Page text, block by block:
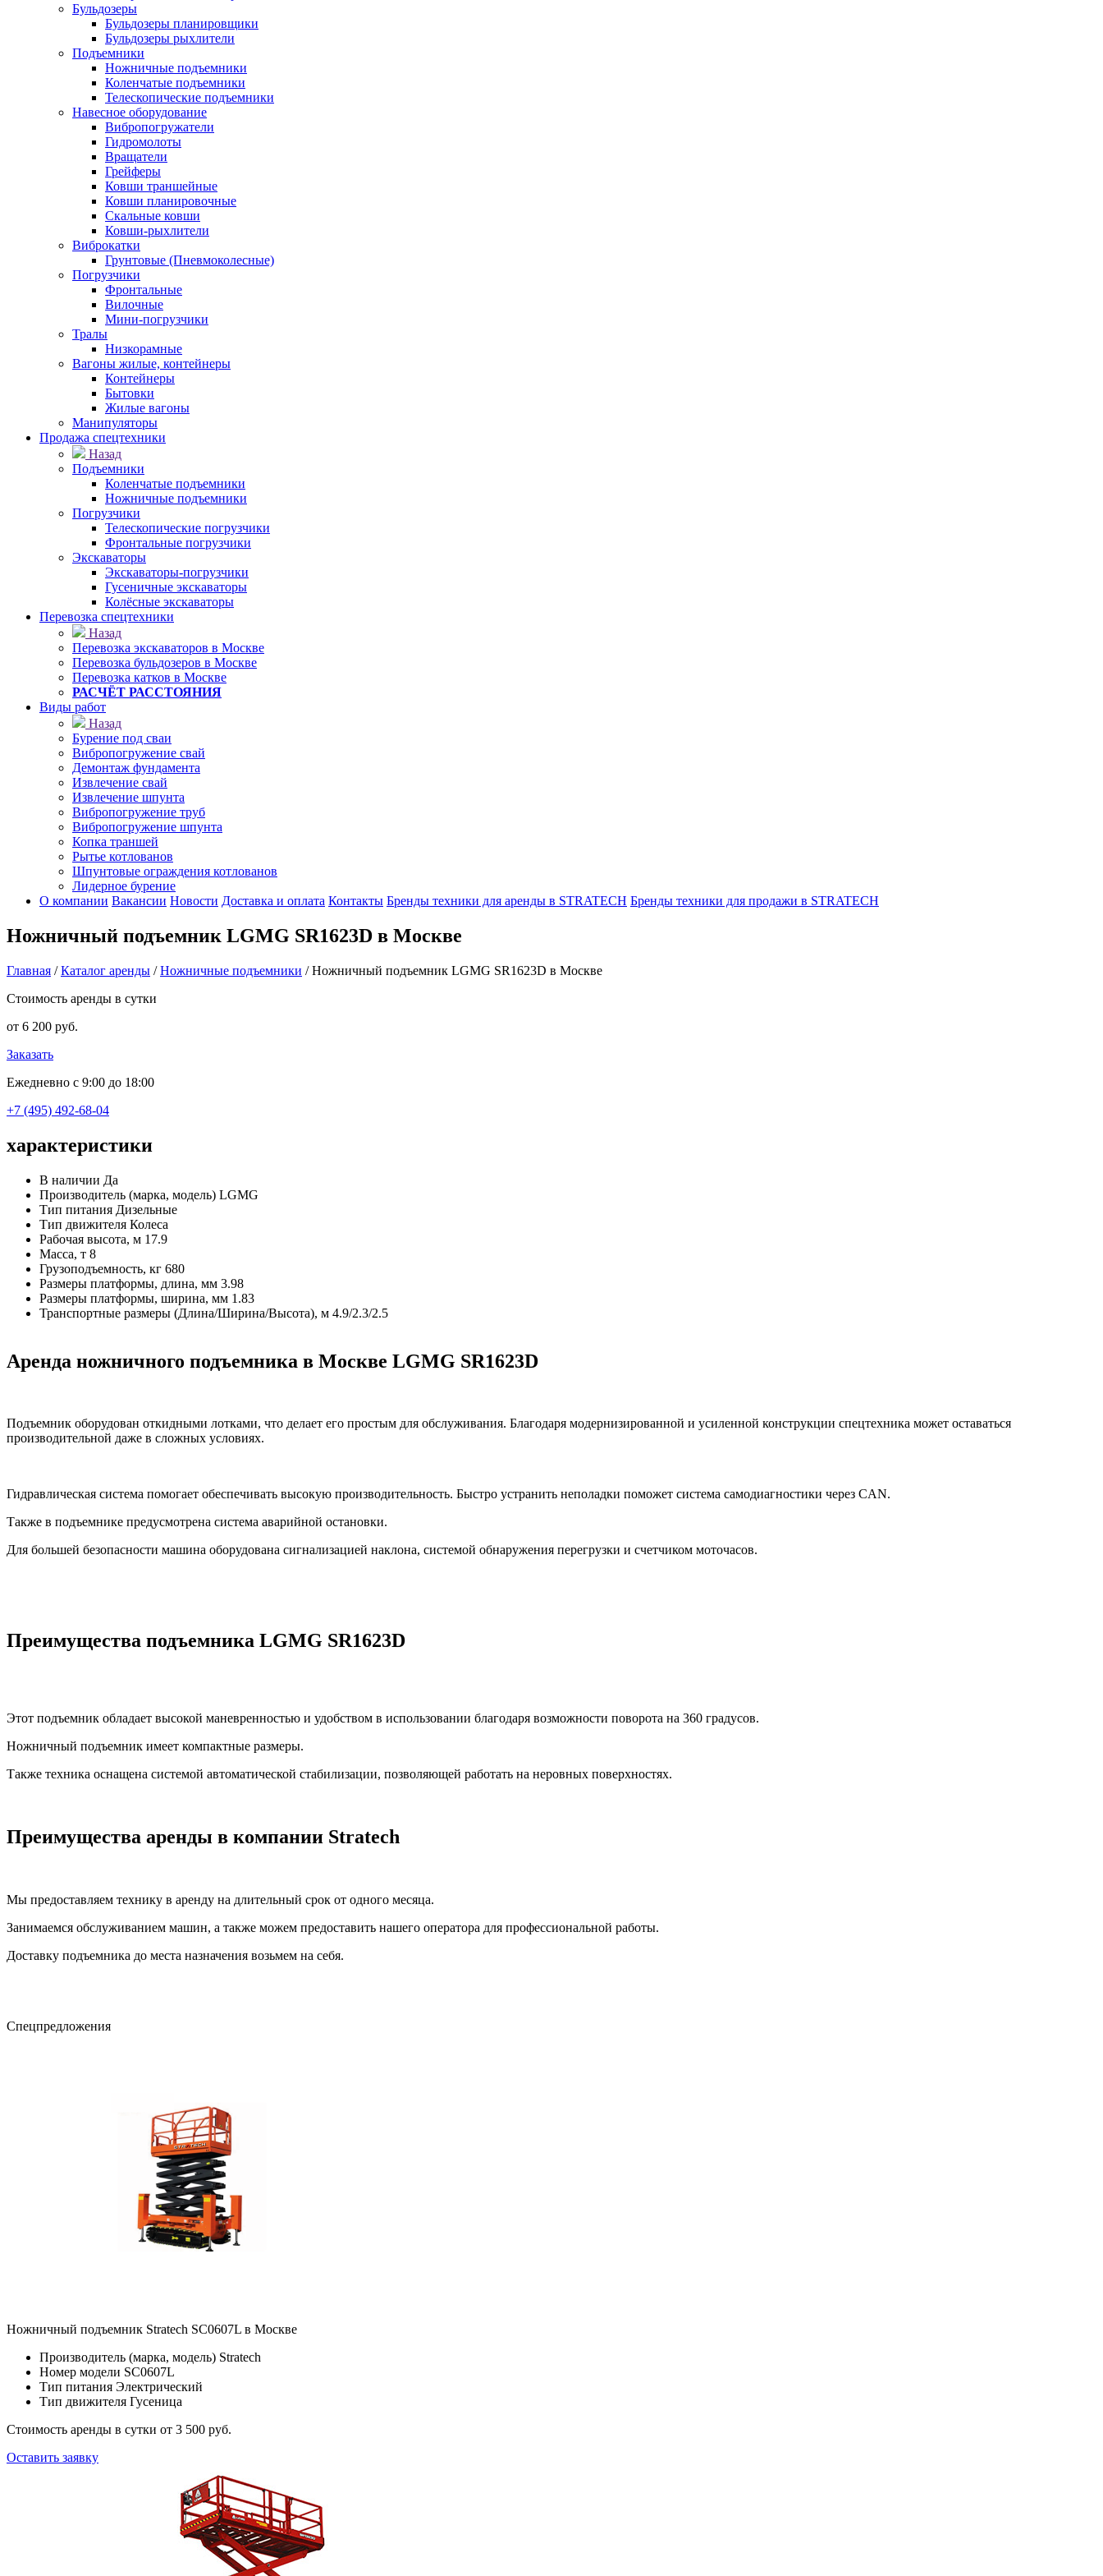
Бульдозеры
Бульдозеры планировщики
Бульдозеры рыхлители
Подъемники
Ножничные подъемники
Коленчатые подъемники
Телескопические подъемники
Навесное оборудование
Вибропогружатели
Гидромолоты
Вращатели
Грейферы
Ковши траншейные
Ковши планировочные
Скальные ковши
Ковши-рыхлители
Виброкатки
Грунтовые (Пневмоколесные)
Погрузчики
Фронтальные
Вилочные
Мини-погрузчики
Тралы
Низкорамные
Вагоны жилые, контейнеры
Контейнеры
Бытовки
Жилые вагоны
Манипуляторы
Продажа спецтехники
Назад
Подъемники
Коленчатые подъемники
Ножничные подъемники
Погрузчики
Телескопические погрузчики
Фронтальные погрузчики
Экскаваторы
Экскаваторы-погрузчики
Гусеничные экскаваторы
Колёсные экскаваторы
Перевозка спецтехники
Назад
Перевозка экскаваторов в Москве
Перевозка бульдозеров в Москве
Перевозка катков в Москве
РАСЧЁТ РАССТОЯНИЯ
Виды работ
Назад
Бурение под сваи
Вибропогружение свай
Демонтаж фундамента
Извлечение свай
Извлечение шпунта
Вибропогружение труб
Вибропогружение шпунта
Копка траншей
Рытье котлованов
Шпунтовые ограждения котлованов
Лидерное бурение
О компании Вакансии Новости Доставка и оплата Контакты Бренды техники для аренды в STRATECH Бренды техники для продажи в STRATECH
Ножничный подъемник LGMG SR1623D в Москве
Главная / Каталог аренды / Ножничные подъемники / Ножничный подъемник LGMG SR1623D в Москве
Стоимость аренды в сутки
от 6 200 руб.
Заказать
Ежедневно с 9:00 до 18:00
+7 (495) 492-68-04
характеристики
В наличии Да
Производитель (марка, модель) LGMG
Тип питания Дизельные
Тип движителя Колеса
Рабочая высота, м 17.9
Масса, т 8
Грузоподъемность, кг 680
Размеры платформы, длина, мм 3.98
Размеры платформы, ширина, мм 1.83
Транспортные размеры (Длина/Ширина/Высота), м 4.9/2.3/2.5
Аренда ножничного подъемника в Москве LGMG SR1623D
Подъемник оборудован откидными лотками, что делает его простым для обслуживания. Благодаря модернизированной и усиленной конструкции спецтехника может оставаться
производительной даже в сложных условиях.
Гидравлическая система помогает обеспечивать высокую производительность. Быстро устранить неполадки поможет система самодиагностики через CAN.
Также в подъемнике предусмотрена система аварийной остановки.
Для большей безопасности машина оборудована сигнализацией наклона, системой обнаружения перегрузки и счетчиком моточасов.
Преимущества подъемника LGMG SR1623D
Этот подъемник обладает высокой маневренностью и удобством в использовании благодаря возможности поворота на 360 градусов.
Ножничный подъемник имеет компактные размеры.
Также техника оснащена системой автоматической стабилизации, позволяющей работать на неровных поверхностях.
Преимущества аренды в компании Stratech
Мы предоставляем технику в аренду на длительный срок от одного месяца.
Занимаемся обслуживанием машин, а также можем предоставить нашего оператора для профессиональной работы.
Доставку подъемника до места назначения возьмем на себя.
Cпецпредложения
Ножничный подъемник Stratech SC0607L в Москве
Производитель (марка, модель) Stratech
Номер модели SC0607L
Тип питания Электрический
Тип движителя Гусеница
Стоимость аренды в сутки от 3 500 руб.
Оставить заявку